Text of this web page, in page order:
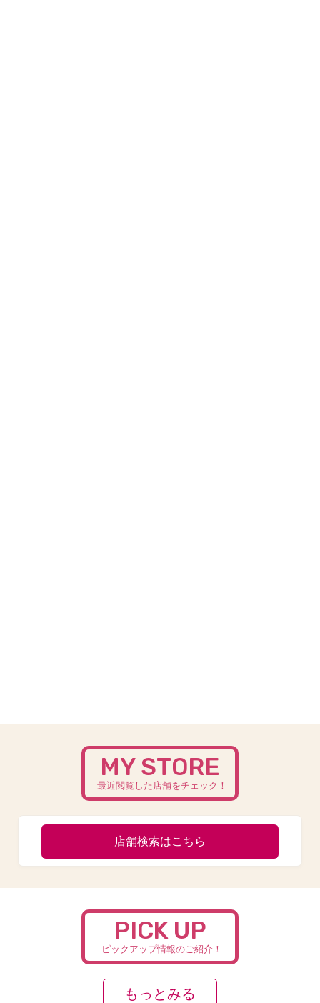
MY STORE
最近閲覧した店舗をチェック！
店舗検索はこちら
PICK UP
ピックアップ情報のご紹介！
もっとみる